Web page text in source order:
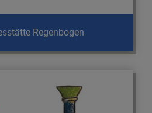
Regenbogen